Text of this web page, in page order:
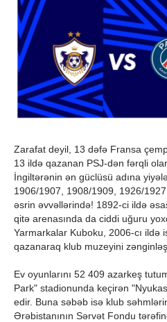
Zarafat deyil, 13 dəfə Fransa
13 ildə qazanan PSJ-dən fərqli
İngiltərənin ən güclüsü adına
1906/1907, 1908/1909, 1926/
əsrin əvvəllərində! 1892-ci ildə
qitə arenasında da ciddi uğuru
Yarmarkalar Kuboku, 2006-cı ildə
qazanaraq klub muzeyini
Ev oyunlarını 52 409 azarkeş
Park" stadionunda keçirən
edir. Buna səbəb isə klub
Ərəbistanının Sərvət Fondu